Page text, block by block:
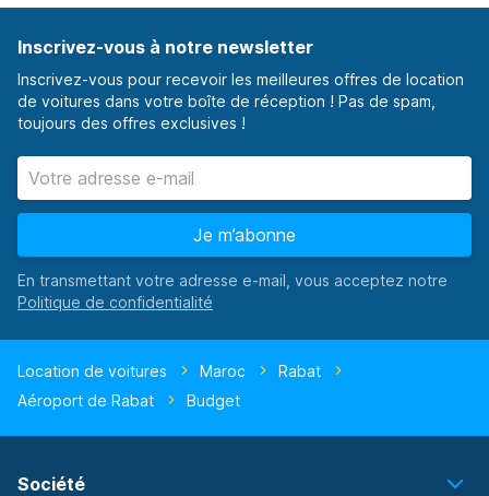
Inscrivez-vous à notre newsletter
Inscrivez-vous pour recevoir les meilleures offres de location
de voitures dans votre boîte de réception ! Pas de spam,
toujours des offres exclusives !
Je m’abonne
En transmettant votre adresse e-mail, vous acceptez notre
Location de voitures Maroc
Rabat
Aéroport de Rabat
Budget
Société